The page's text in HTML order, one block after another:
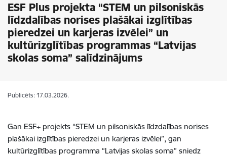
ESF Plus projekta “STEM un pilsoniskās
līdzdalības norises plašākai izglītības
pieredzei un karjeras izvēlei” un
kultūrizglītības programmas “Latvijas
skolas soma” salīdzinājums
Publicēts: 17.03.2026.
Gan ESF+ projekts “STEM un pilsoniskās līdzdalības norises
plašākai izglītības pieredzei un karjeras izvēlei”, gan
kultūrizglītības programma “Latvijas skolas soma” sniedz